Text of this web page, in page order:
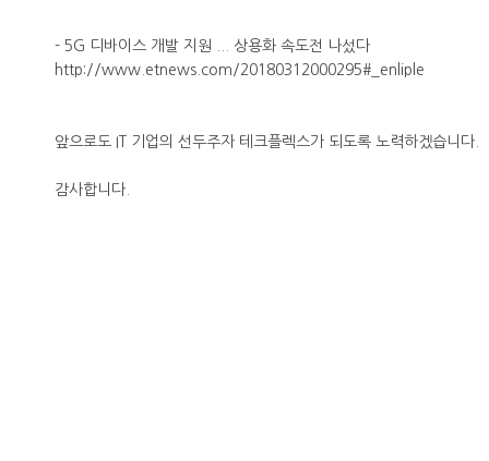
- 5G 디바이스 개발 지원 ... 상용화 속도전 나섰다
http://www.etnews.com/20180312000295#_enliple
앞으로도 IT 기업의 선두주자 테크플렉스가 되도록 노력하겠습니다.
감사합니다.